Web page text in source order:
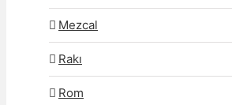
Mezcal
Rakı
Rom